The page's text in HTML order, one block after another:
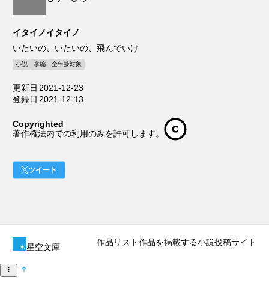
イタイノイタイノ
いたいの、いたいの、飛んでいけ
小説 掌編 全年齢対象
更新日 2021-12-23
登録日 2021-12-13
Copyrighted
著作権法内での利用のみを許可します。
ツイート
星空文庫 作品リスト作品を掲載する小説投稿サイト